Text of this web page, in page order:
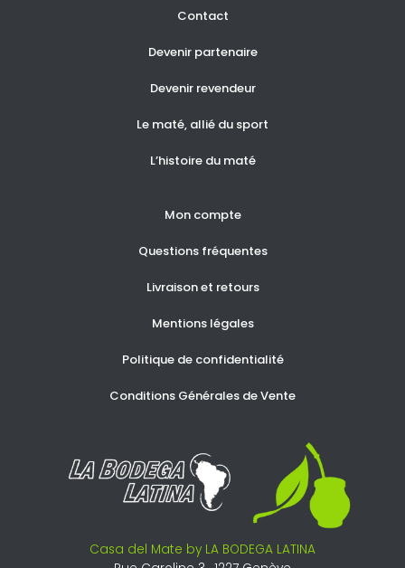
Contact
Devenir partenaire
Devenir revendeur
Le maté, allié du sport
L’histoire du maté
Mon compte
Questions fréquentes
Livraison et retours
Mentions légales
Politique de confidentialité
Conditions Générales de Vente
Casa del Mate by LA BODEGA LATINA